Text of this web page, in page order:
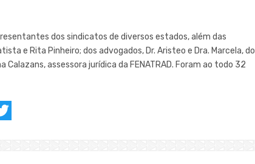
dos sindicatos de diversos estados, além das
e Rita Pinheiro; dos advogados, Dr. Aristeo e Dra. Marcela, do
Calazans, assessora jurídica da FENATRAD. Foram ao todo 32